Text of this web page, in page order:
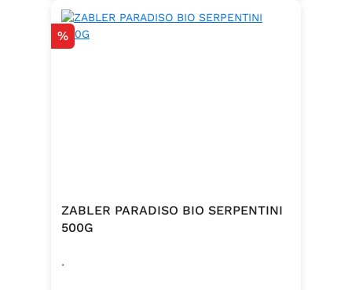
Rabatt
%
ZABLER PARADISO BIO SERPENTINI
500G
.